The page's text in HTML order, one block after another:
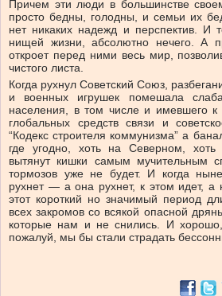
Причем эти люди в большинстве
просто бедны, голодны, и семьи их
нет никаких надежд и перспектив. И
нищей жизни, абсолютно нечего. А
откроет перед ними весь мир,
чистого листа.
Когда рухнул Советский Союз,
и военных игрушек помешала
населения, в том числе и имевшего к
глобальных средств связи и
“Кодекс строителя коммунизма” а
где угодно, хоть на Северном,
вытянут кишки самым мучительным
тормозов уже не будет. И когда
рухнет — а она рухнет, к этом идет,
этот короткий но значимый период
всех закромов со всякой опасной
которые нам и не снились. И
пожалуй, мы бы стали страдать